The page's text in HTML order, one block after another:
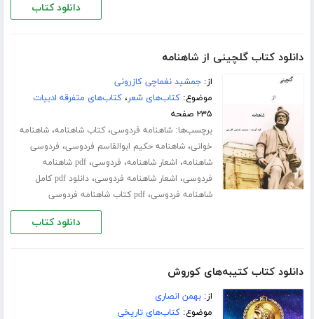
دانلود کتاب
دانلود کتاب گلچینی از شاهنامه
از:جمشید نغماچی کازرونی
موضوع:کتاب‌های شعر،کتاب‌های متفرقه ادبیات
۲۳۵ صفحه
برچسب‌ها:شاهنامه فردوسی،کتاب شاهنامه،شاهنامه
خوانی،شاهنامه حکیم ابوالقاسم فردوسی، فردوسی
شاهنامه، اشعار شاهنامه، فردوسی،
pdf شاهنامه
فردوسی، اشعار شاهنامه فردوسی،
دانلود pdf کامل
شاهنامه فردوسی،pdf کتاب شاهنامه فردوسی
دانلود کتاب
دانلود کتاب کتیبه‌های کوروش
از:بهمن انصاری
موضوع:کتاب‌های تاریخی